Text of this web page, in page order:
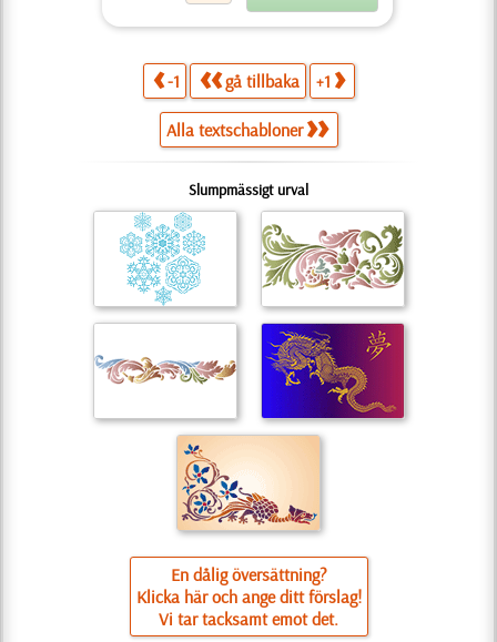
-1 gå tillbaka +1
Alla textschabloner
Slumpmässigt urval
En dålig översättning?
Klicka här och ange ditt förslag!
Vi tar tacksamt emot det.